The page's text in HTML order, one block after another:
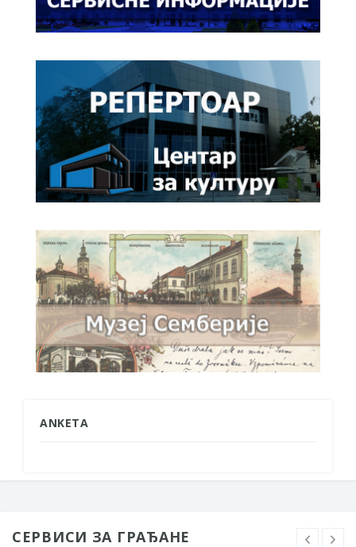
ANKETA
СЕРВИСИ ЗА ГРАЂАНЕ